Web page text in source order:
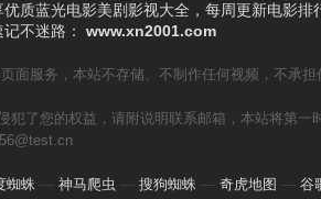
质蓝光电影美剧影视大全，每周更新电影排
不迷路： www.xn2001.com
面服务，本站不存储、不制作任何视频，不承
犯了您的权益，请附说明联系邮箱，本站将第一
蜘蛛 — 神马爬虫 — 搜狗蜘蛛 — 奇虎地图 — 谷